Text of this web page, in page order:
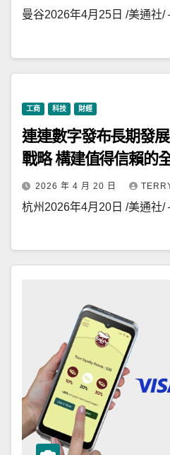
曼谷2026年4月25日 /美通
工商 科技 財經
連連數字發布長期發
戰略 構建值得信賴的
2026 年 4 月 20 日
杭州2026年4月20日 /美通